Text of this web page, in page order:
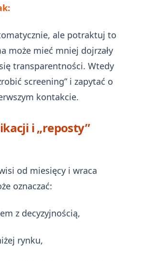
ale potraktuj to
może mieć mniej dojrzały
transparentności. Wtedy
screening” i zapytać o
kontakcie.
i „reposty”
od miesięcy i wraca
oznaczać:
z decyzyjnością,
rynku,